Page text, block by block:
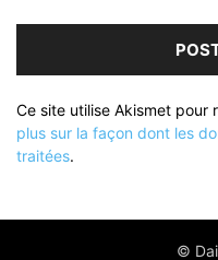
Ce site utilise Akismet pour
plus sur la façon dont les
traitées.
©